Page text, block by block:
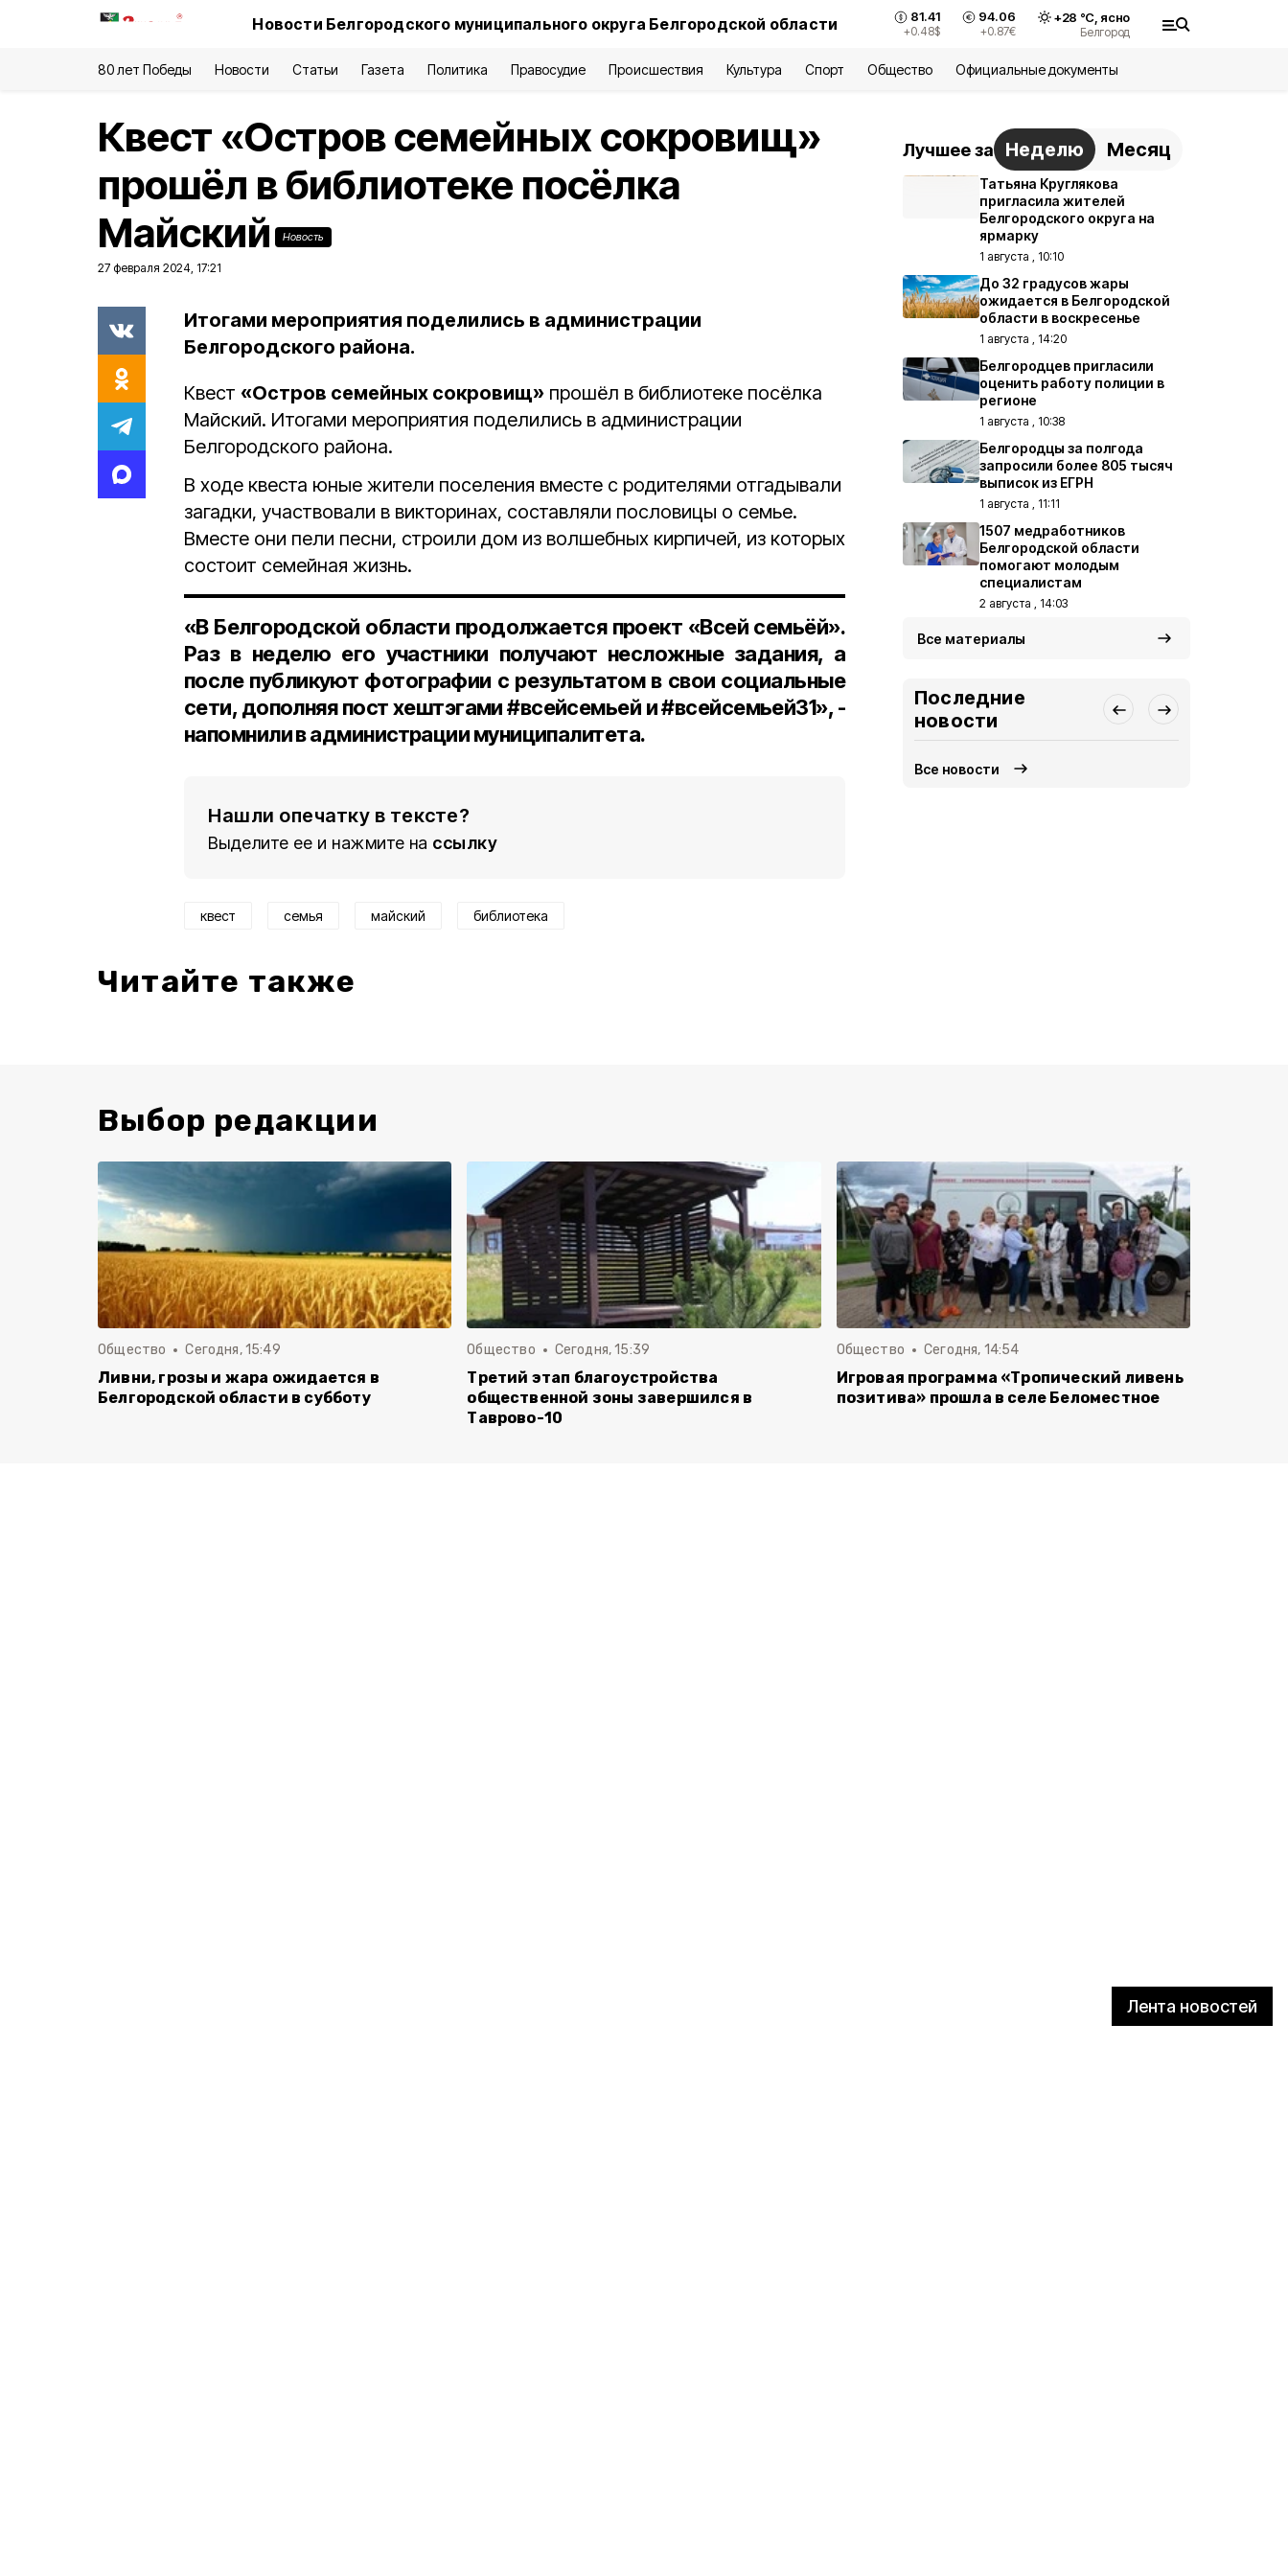
Новости Белгородского муниципального округа Белгородской области 81.41
+0.48$
94.06
+0.87€
+28 °С, ясно
Белгород
80 лет Победы Новости Статьи Газета Политика Правосудие Происшествия Культура Спорт Общество Официальные документы
Лента новостей
Квест «Остров семейных сокровищ»
прошёл в библиотеке посёлка
Майский
Новость
27 февраля 2024, 17:21
Итогами мероприятия поделились в администрации
Белгородского района.
Квест «Остров семейных сокровищ» прошёл в библиотеке посёлка
Майский. Итогами мероприятия поделились в администрации
Белгородского района.
В ходе квеста юные жители поселения вместе с родителями отгадывали
загадки, участвовали в викторинах, составляли пословицы о семье.
Вместе они пели песни, строили дом из волшебных кирпичей, из которых
состоит семейная жизнь.
«В Белгородской области продолжается проект «Всей семьёй».
Раз в неделю его участники получают несложные задания, а
после публикуют фотографии с результатом в свои социальные
сети, дополняя пост хештэгами #всейсемьей и #всейсемьей31», -
напомнили в администрации муниципалитета.
Нашли опечатку в тексте?
Выделите ее и нажмите на ссылку
квест семья майский библиотека
Читайте также
Лучшее за Неделю Месяц
Татьяна Круглякова
пригласила жителей
Белгородского округа на
ярмарку
1 августа , 10:10
До 32 градусов жары
ожидается в Белгородской
области в воскресенье
1 августа , 14:20
Белгородцев пригласили
оценить работу полиции в
регионе
1 августа , 10:38
Белгородцы за полгода
запросили более 805 тысяч
выписок из ЕГРН
1 августа , 11:11
1507 медработников
Белгородской области
помогают молодым
специалистам
2 августа , 14:03
Все материалы
Последние
новости
Все новости
Выбор редакции
Общество Сегодня, 15:49
Ливни, грозы и жара ожидается в
Белгородской области в субботу
Общество Сегодня, 15:39
Третий этап благоустройства
общественной зоны завершился в
Таврово-10
Общество Сегодня, 14:54
Игровая программа «Тропический ливень
позитива» прошла в селе Беломестное